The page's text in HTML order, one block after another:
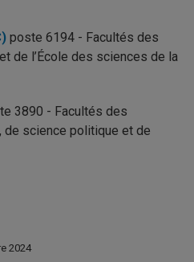
poste 6194 - Facultés des
de l’École des sciences de la
3890 - Facultés des
de science politique et de
2024